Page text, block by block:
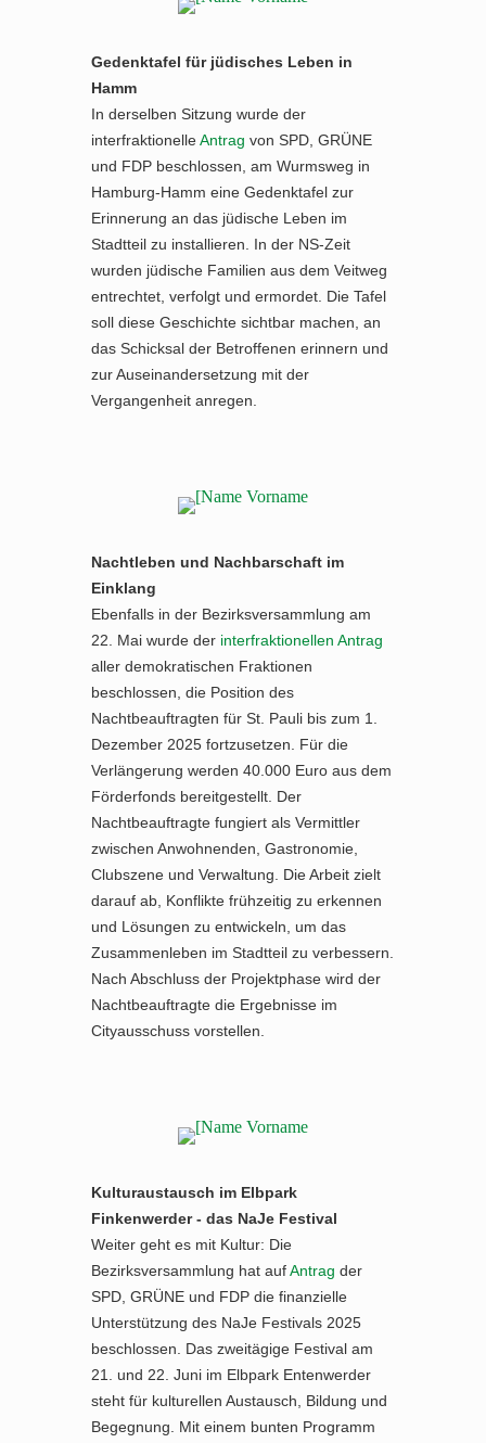
Gedenktafel für jüdisches Leben in
Hamm
In derselben Sitzung wurde der
interfraktionelleAntrag von SPD, GRÜNE
und FDP beschlossen, am Wurmsweg in
Hamburg-Hamm eine Gedenktafel zur
Erinnerung an das jüdische Leben im
Stadtteil zu installieren. In der NS-Zeit
wurden jüdische Familien aus dem Veitweg
entrechtet, verfolgt und ermordet. Die Tafel
soll diese Geschichte sichtbar machen, an
das Schicksal der Betroffenen erinnern und
zur Auseinandersetzung mit der
Vergangenheit anregen.
Nachtleben und Nachbarschaft im
Einklang
Ebenfalls in der Bezirksversammlung am
22. Mai wurde der interfraktionellen Antrag
aller demokratischen Fraktionen
beschlossen, die Position des
Nachtbeauftragten für St. Pauli bis zum 1.
Dezember 2025 fortzusetzen. Für die
Verlängerung werden 40.000 Euro aus dem
Förderfonds bereitgestellt. Der
Nachtbeauftragte fungiert als Vermittler
zwischen Anwohnenden, Gastronomie,
Clubszene und Verwaltung. Die Arbeit zielt
darauf ab, Konflikte frühzeitig zu erkennen
und Lösungen zu entwickeln, um das
Zusammenleben im Stadtteil zu verbessern.
Nach Abschluss der Projektphase wird der
Nachtbeauftragte die Ergebnisse im
Cityausschuss vorstellen.
Kulturaustausch im Elbpark
Finkenwerder - das NaJe Festival
Weiter geht es mit Kultur: Die
Bezirksversammlung hat aufAntrag der
SPD, GRÜNE und FDP die finanzielle
Unterstützung des NaJe Festivals 2025
beschlossen. Das zweitägige Festival am
21. und 22. Juni im Elbpark Entenwerder
steht für kulturellen Austausch, Bildung und
Begegnung. Mit einem bunten Programm